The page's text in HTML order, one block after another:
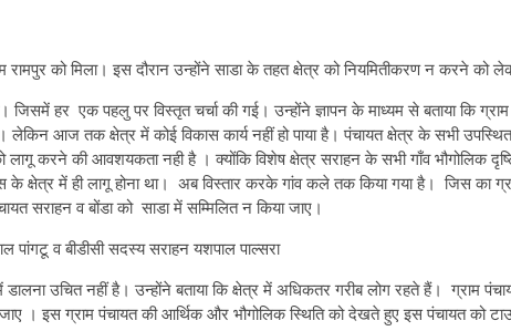
को मिला। इस दौरान उन्होंने साडा के तहत क्षेत्र को नियमितीकरण न करने को
हर एक पहलु पर विस्तृत चर्चा की गई। उन्होंने ज्ञापन के माध्यम से बताया कि
आज तक क्षेत्र में कोई विकास कार्य नहीं हो पाया है। पंचायत क्षेत्र के सभी
को लागू करने की आवशयकता नही है । क्योंकि विशेष क्षेत्र सराहन के सभी गाँव
के क्षेत्र में ही लागू होना था। अब विस्तार करके गांव कले तक किया गया है। जिस का
सराहन व बोंडा को साडा में सम्मिलित न किया जाए।
पांगटू व बीडीसी सदस्य सराहन यशपाल पाल्सरा
उचित नहीं है। उन्होंने बताया कि क्षेत्र में अधिकतर गरीब लोग रहते हैं। ग्राम
। इस ग्राम पंचायत की आर्थिक और भौगोलिक स्थिति को देखते हुए इस पंचायत को